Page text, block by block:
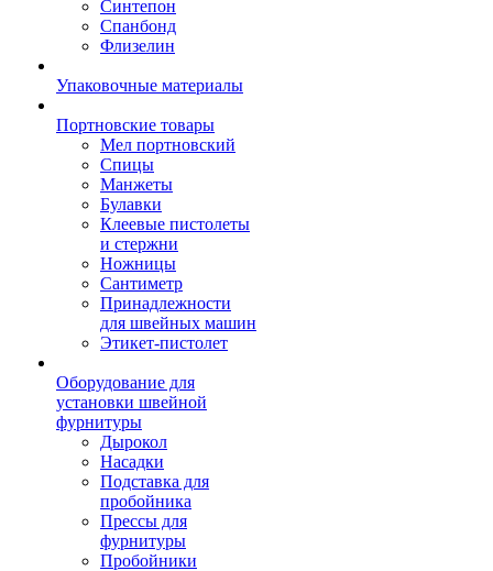
Синтепон
Спанбонд
Флизелин
Упаковочные материалы
Портновские товары
Мел портновский
Спицы
Манжеты
Булавки
Клеевые пистолеты
и стержни
Ножницы
Сантиметр
Принадлежности
для швейных машин
Этикет-пистолет
Оборудование для
установки швейной
фурнитуры
Дырокол
Насадки
Подставка для
пробойника
Прессы для
фурнитуры
Пробойники